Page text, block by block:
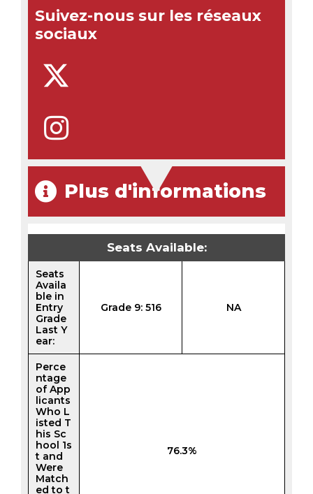
Suivez-nous sur les réseaux
sociaux
Plus d'informations
Seats Available:
Seats
Availa
ble in
Entry
Grade
Last Y
ear:
Grade 9: 516 NA
Perce
ntage
of App
licants
Who L
isted T
his Sc
hool 1s
t and
Were
Match
ed to t
76.3%